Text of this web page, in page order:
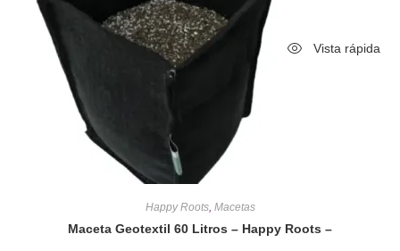
Vista rápida
Happy Roots, Macetas
Maceta Geotextil 60 Litros – Happy Roots –